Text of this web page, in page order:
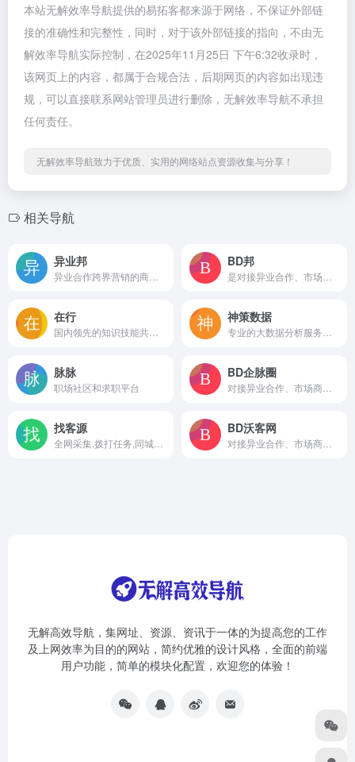
本站无解效率导航提供的易拓客都来源于网络，不保证外部链
接的准确性和完整性，同时，对于该外部链接的指向，不由无
解效率导航实际控制，在2025年11月25日 下午6:32收录时，
该网页上的内容，都属于合规合法，后期网页的内容如出现违
规，可以直接联系网站管理员进行删除，无解效率导航不承担
任何责任。
无解效率导航致力于优质、实用的网络站点资源收集与分享！
相关导航
异业邦 BD邦
在行 神策数据
脉脉
职场社区和求职平台
BD企脉圈
找客源 BD沃客网
无解高效导航，集网址、资源、资讯于一体的为提高您的工作
及上网效率为目的的网站，简约优雅的设计风格，全面的前端
用户功能，简单的模块化配置，欢迎您的体验！